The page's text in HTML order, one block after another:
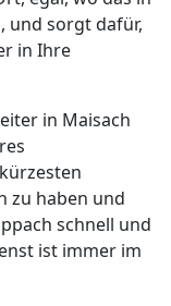
und sorgt dafür,
in Ihre
in Maisach
zu haben und
schnell und
ist immer im